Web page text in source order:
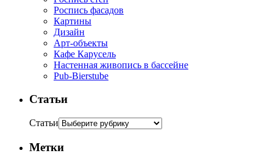
Роспись фасадов
Картины
Дизайн
Арт-объекты
Кафе Карусель
Настенная живопись в бассейне
Pub-Bierstube
Статьи
Статьи
Метки